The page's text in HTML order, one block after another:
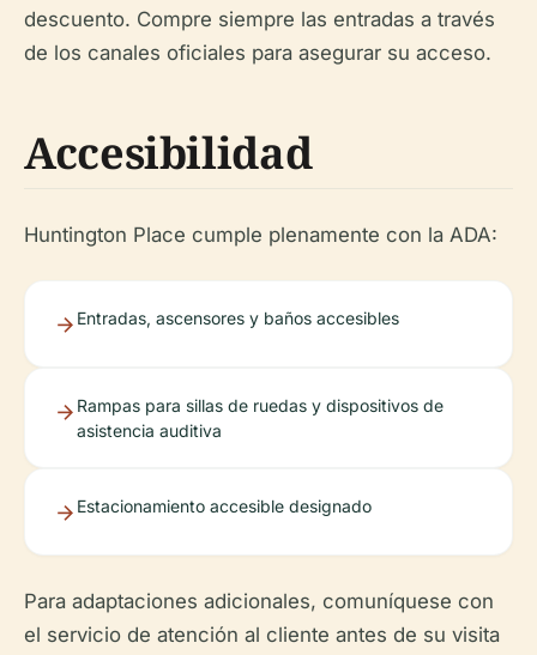
descuento. Compre siempre las entradas a través
de los canales oficiales para asegurar su acceso.
Accesibilidad
Huntington Place cumple plenamente con la ADA:
Entradas, ascensores y baños accesibles
Rampas para sillas de ruedas y dispositivos de
asistencia auditiva
Estacionamiento accesible designado
Para adaptaciones adicionales, comuníquese con
el servicio de atención al cliente antes de su visita